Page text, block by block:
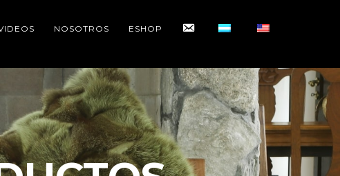
NOSOTROS ESHOP CONTACTO